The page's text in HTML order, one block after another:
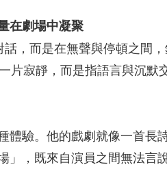
在劇場中凝聚
，而是在無聲與停頓之間
片寂靜，而是指語言與沉
驗。他的戲劇就像一首長
，既來自演員之間無法言